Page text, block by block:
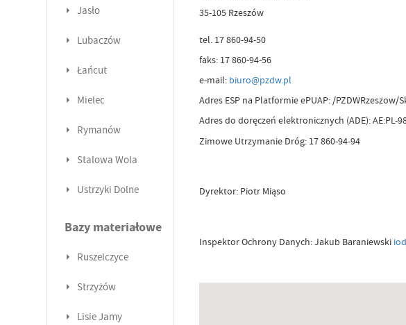
Jasło
Lubaczów
Łańcut
Mielec
Rymanów
Stalowa Wola
Ustrzyki Dolne
Bazy materiałowe
Ruszelczyce
Strzyżów
Lisie Jamy
35-105 Rzeszów
tel. 17 860-94-50
faks: 17 860-94-56
e-mail: biuro@pzdw.pl
Adres ESP na Platformie ePUAP: /PZDWRzeszow/
Adres do doręczeń elektronicznych (ADE): AE:PL-
Zimowe Utrzymanie Dróg: 17 860-94-94
Dyrektor: Piotr Miąso
Inspektor Ochrony Danych: Jakub Baraniewski